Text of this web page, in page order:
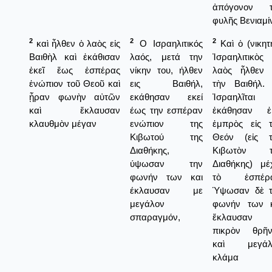
ἀπόγονον
φυλῆς
2 καὶ ἦλθεν ὁ λαὸς εἰς
Βαιθὴλ καὶ ἐκάθισαν
ἐκεῖ ἕως ἑσπέρας
ἐνώπιον τοῦ Θεοῦ καὶ
ᾖραν φωνὴν αὐτῶν
καὶ ἔκλαυσαν
κλαυθμὸν μέγαν
2
Ο Ισραηλιτικός
λαός, μετά την
νίκην του, ήλθεν
εις Βαιθήλ,
εκάθησαν εκεί
έως την εσπέραν
ενώπιον της
Κιβωτού της
Διαθήκης,
ύψωσαν την
φωνήν των και
έκλαυσαν με
μεγάλον
σπαραγμόν,
2
Καὶ ὁ
Ἰσραηλιτικὸς
λαὸς ἦλθεν
τὴν Βαιθήλ.
Ἰσραηλῖται
ἐκάθησαν
ἐμπρὸς εἰς
Θεόν (εἰς
Κιβωτὸν
Διαθήκης)
τὸ
Ὑψωσαν δὲ
φωνήν των
ἔκλαυσαν
πικρὸν
καὶ
κλάμα